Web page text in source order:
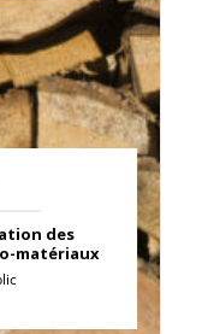
des
matériaux